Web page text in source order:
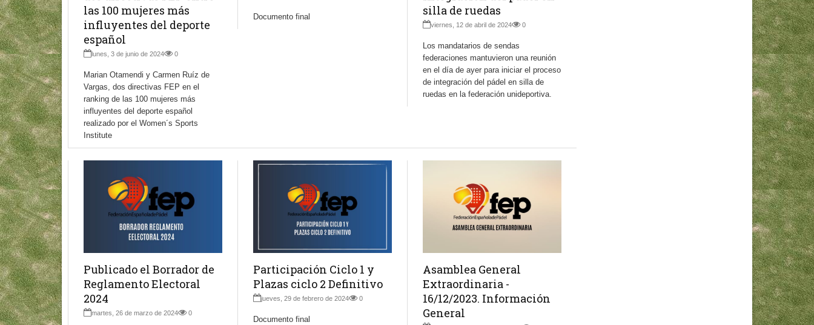
las 100 mujeres más
influyentes del deporte
español
lunes, 3 de junio de 2024 0
Marian Otamendi y Carmen Ruíz de
Vargas, dos directivas FEP en el
ranking de las 100 mujeres más
influyentes del deporte español
realizado por el Women´s Sports
Institute
Documento final
silla de ruedas
viernes, 12 de abril de 2024 0
Los mandatarios de sendas
federaciones mantuvieron una reunión
en el día de ayer para iniciar el proceso
de integración del pádel en silla de
ruedas en la federación unideportiva.
Publicado el Borrador de
Reglamento Electoral
2024
martes, 26 de marzo de 2024 0
Participación Ciclo 1 y
Plazas ciclo 2 Definitivo
jueves, 29 de febrero de 2024 0
Documento final
Asamblea General
Extraordinaria -
16/12/2023. Información
General